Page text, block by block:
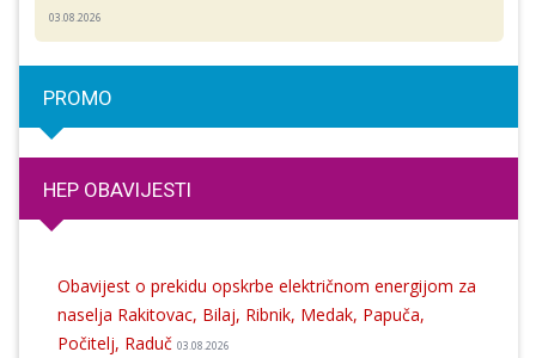
03.08.2026
PROMO
HEP OBAVIJESTI
Obavijest o prekidu opskrbe električnom energijom za
naselja Rakitovac, Bilaj, Ribnik, Medak, Papuča,
Počitelj, Raduč 03.08.2026